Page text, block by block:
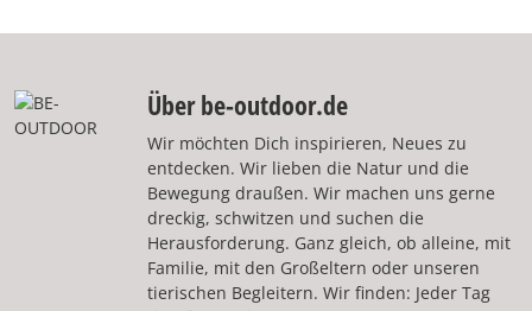
Über be-outdoor.de
Wir möchten Dich inspirieren, Neues zu
entdecken. Wir lieben die Natur und die
Bewegung draußen. Wir machen uns gerne
dreckig, schwitzen und suchen die
Herausforderung. Ganz gleich, ob alleine, mit
Familie, mit den Großeltern oder unseren
tierischen Begleitern. Wir finden: Jeder Tag